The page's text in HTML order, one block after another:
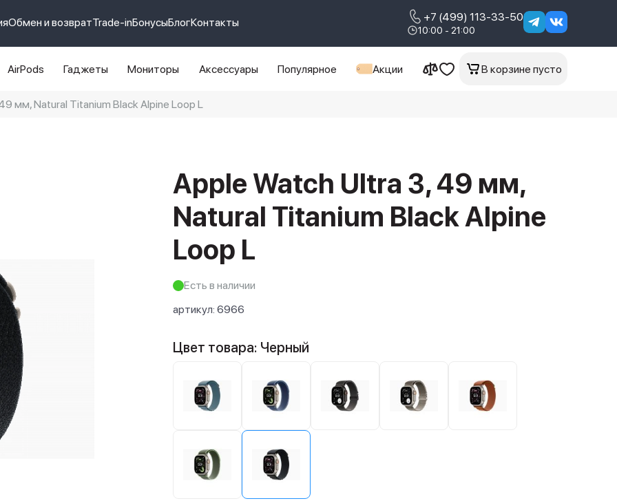
Обмен и возвратTrade-inБонусыБлогКонтакты +7 (499) 113-33-50
10:00 - 21:00
AirPods Гаджеты Мониторы Аксессуары Популярное Акции В корзине пусто
мм, Natural Titanium Black Alpine Loop L
Apple Watch Ultra 3, 49 мм,
Natural Titanium Black Alpine
Loop L
Есть в наличии
артикул: 6966
Цвет товара: Черный